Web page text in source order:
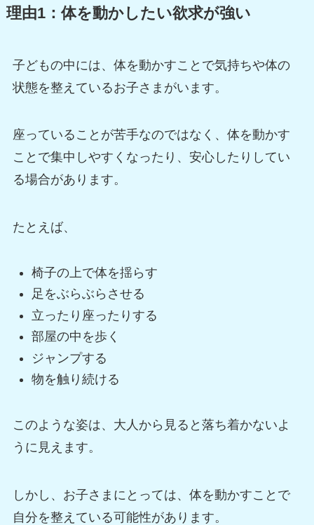
理由1：体を動かしたい欲求が強い
子どもの中には、体を動かすことで気持ちや体の
状態を整えているお子さまがいます。
座っていることが苦手なのではなく、体を動かす
ことで集中しやすくなったり、安心したりしてい
る場合があります。
たとえば、
椅子の上で体を揺らす
足をぶらぶらさせる
立ったり座ったりする
部屋の中を歩く
ジャンプする
物を触り続ける
このような姿は、大人から見ると落ち着かないよ
うに見えます。
しかし、お子さまにとっては、体を動かすことで
自分を整えている可能性があります。